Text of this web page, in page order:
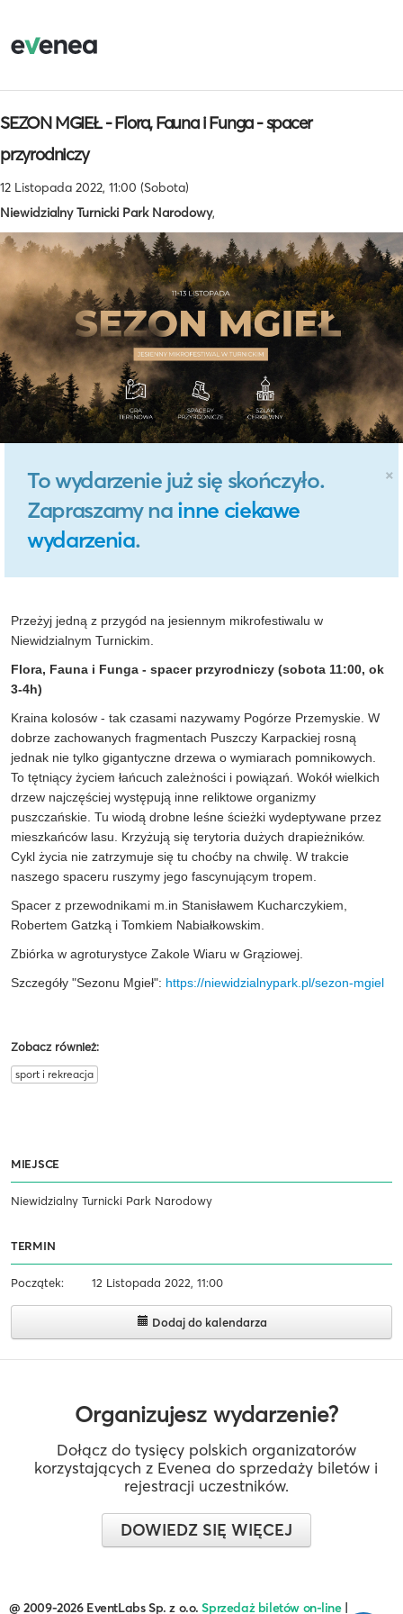
SEZON MGIEŁ - Flora, Fauna i Funga - spacer
przyrodniczy
12 Listopada 2022, 11:00 (Sobota)
Niewidzialny Turnicki Park Narodowy,
×
To wydarzenie już się skończyło.
Zapraszamy na inne ciekawe
wydarzenia.
Przeżyj jedną z przygód na jesiennym mikrofestiwalu w
Niewidzialnym Turnickim.
Flora, Fauna i Funga - spacer przyrodniczy (sobota 11:00, ok
3-4h)
Kraina kolosów - tak czasami nazywamy Pogórze Przemyskie. W
dobrze zachowanych fragmentach Puszczy Karpackiej rosną
jednak nie tylko gigantyczne drzewa o wymiarach pomnikowych.
To tętniący życiem łańcuch zależności i powiązań. Wokół wielkich
drzew najczęściej występują inne reliktowe organizmy
puszczańskie. Tu wiodą drobne leśne ścieżki wydeptywane przez
mieszkańców lasu. Krzyżują się terytoria dużych drapieżników.
Cykl życia nie zatrzymuje się tu choćby na chwilę. W trakcie
naszego spaceru ruszymy jego fascynującym tropem.
Spacer z przewodnikami m.in Stanisławem Kucharczykiem,
Robertem Gatzką i Tomkiem Nabiałkowskim.
Zbiórka w agroturystyce Zakole Wiaru w Grąziowej.
Szczegóły "Sezonu Mgieł": https://niewidzialnypark.pl/sezon-mgiel
Zobacz również:
sport i rekreacja
MIEJSCE
Niewidzialny Turnicki Park Narodowy
TERMIN
Początek: 12 Listopada 2022, 11:00
Dodaj do kalendarza
Organizujesz wydarzenie?
Dołącz do tysięcy polskich organizatorów
korzystających z Evenea do sprzedaży biletów i
rejestracji uczestników.
DOWIEDZ SIĘ WIĘCEJ
@ 2009-2026 EventLabs Sp. z o.o.Sprzedaż biletów on-line|